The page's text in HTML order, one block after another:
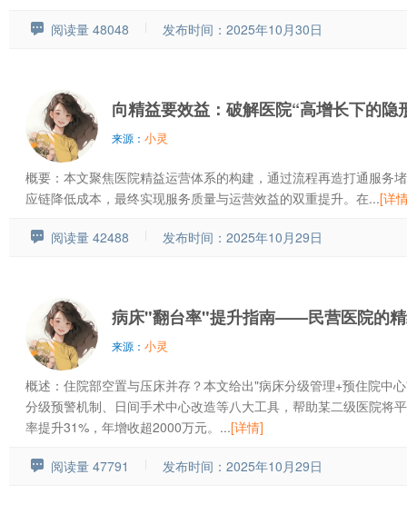
阅读量 48048 发布时间：2025年10月30日
向精益要效益：破解医院“高增长下的隐
来源： 小灵
概要：本文聚焦医院精益运营体系的构建，通过流程再造打通服务
应链降低成本，最终实现服务质量与运营效益的双重提升。在...[详
阅读量 42488 发布时间：2025年10月29日
病床"翻台率"提升指南——民营医院的
来源： 小灵
概述：住院部空置与压床并存？本文给出"病床分级管理+预住院中
分级预警机制、日间手术中心改造等八大工具，帮助某二级医院将
率提升31%，年增收超2000万元。...[详情]
阅读量 47791 发布时间：2025年10月29日